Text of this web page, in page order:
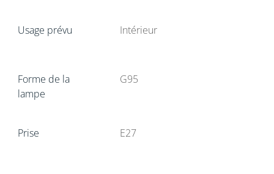
Usage prévu Intérieur
Forme de la
lampe
G95
Prise E27